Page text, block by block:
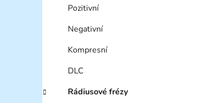
Pozitivní
Negativní
Kompresní
DLC
Rádiusové frézy